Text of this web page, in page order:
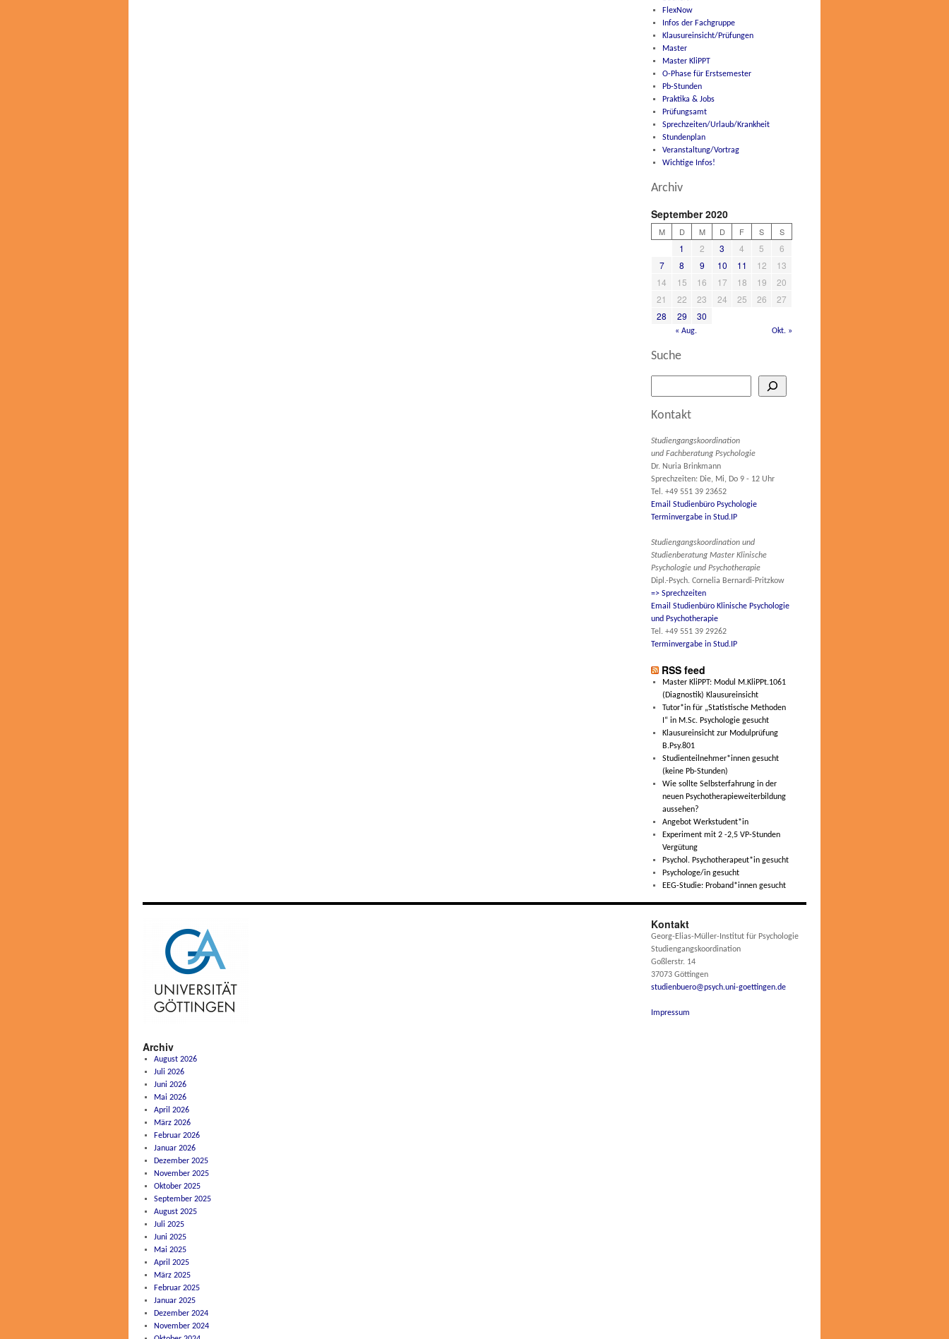
FlexNow
Infos der Fachgruppe
Klausureinsicht/Prüfungen
Master
Master KliPPT
O-Phase für Erstsemester
Pb-Stunden
Praktika & Jobs
Prüfungsamt
Sprechzeiten/Urlaub/Krankheit
Stundenplan
Veranstaltung/Vortrag
Wichtige Infos!
Archiv
September 2020
M D M D F S S
1 2 3 4 5
6
7
8 9 10 11 12
13
14
15 16 17 18 19
20
21
22 23 24 25 26
27
28
29 30
« Aug. Okt. »
Suche
Kontakt
Studiengangskoordination
und Fachberatung Psychologie
Dr. Nuria Brinkmann
Sprechzeiten: Die, Mi, Do 9 - 12 Uhr
Tel. +49 551 39 23652
Email Studienbüro Psychologie
Terminvergabe in Stud.IP
Studiengangskoordination und
Studienberatung Master Klinische
Psychologie und Psychotherapie
Dipl.-Psych. Cornelia Bernardi-Pritzkow
=> Sprechzeiten
Email Studienbüro Klinische Psychologie
und Psychotherapie
Tel. +49 551 39 29262
Terminvergabe in Stud.IP
RSS feed
Master KliPPT: Modul M.KliPPt.1061
(Diagnostik) Klausureinsicht
Tutor*in für „Statistische Methoden
I“ in M.Sc. Psychologie gesucht
Klausureinsicht zur Modulprüfung
B.Psy.801
Studienteilnehmer*innen gesucht
(keine Pb-Stunden)
Wie sollte Selbsterfahrung in der
neuen Psychotherapieweiterbildung
aussehen?
Angebot Werkstudent*in
Experiment mit 2 -2,5 VP-Stunden
Vergütung
Psychol. Psychotherapeut*in gesucht
Psychologe/in gesucht
EEG-Studie: Proband*innen gesucht
Archiv
August 2026
Juli 2026
Juni 2026
Mai 2026
April 2026
März 2026
Februar 2026
Januar 2026
Dezember 2025
November 2025
Oktober 2025
September 2025
August 2025
Juli 2025
Juni 2025
Mai 2025
April 2025
März 2025
Februar 2025
Januar 2025
Dezember 2024
November 2024
Kontakt
Georg-Elias-Müller-Institut für Psychologie
Studiengangskoordination
Goßlerstr. 14
37073 Göttingen
studienbuero@psych.uni-goettingen.de
Impressum